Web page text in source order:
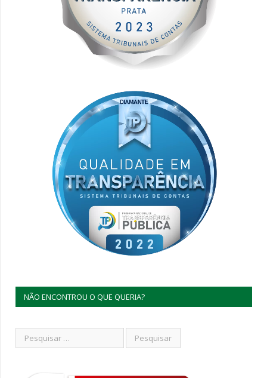
NÃO ENCONTROU O QUE QUERIA?